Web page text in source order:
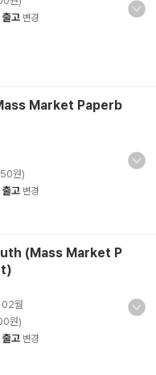
고 변경
Market Paperb
원)
고 변경
(Mass Market P
월
원)
고 변경